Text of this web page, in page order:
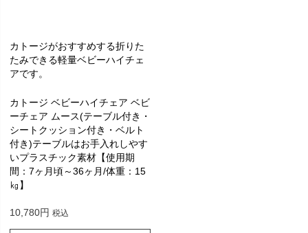
カトージがおすすめする折りた
たみできる軽量ベビーハイチェ
アです。
カトージ ベビーハイチェア ベビ
ーチェア ムース(テーブル付き・
シートクッション付き・ベルト
付き)テーブルはお手入れしやす
いプラスチック素材【使用期
間：7ヶ月頃～36ヶ月/体重：15
㎏】
10,780 税込